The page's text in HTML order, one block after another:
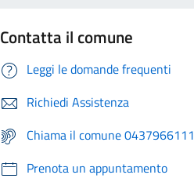
Contatta il comune
Leggi le domande frequenti
Richiedi Assistenza
Chiama il comune 0437966111
Prenota un appuntamento